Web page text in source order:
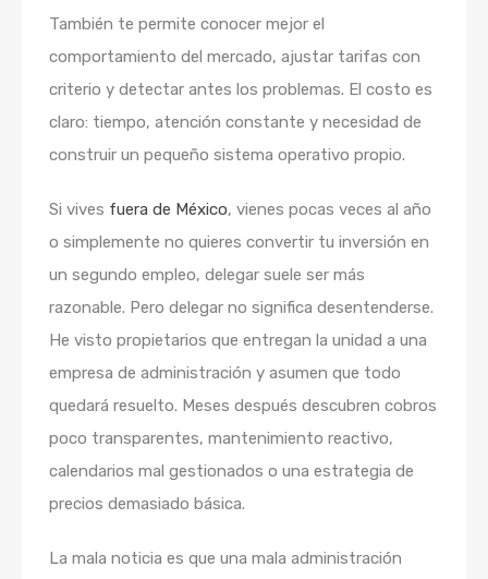
También te permite conocer mejor el
comportamiento del mercado, ajustar tarifas con
criterio y detectar antes los problemas. El costo es
claro: tiempo, atención constante y necesidad de
construir un pequeño sistema operativo propio.
Si vives fuera de México, vienes pocas veces al año
o simplemente no quieres convertir tu inversión en
un segundo empleo, delegar suele ser más
razonable. Pero delegar no significa desentenderse.
He visto propietarios que entregan la unidad a una
empresa de administración y asumen que todo
quedará resuelto. Meses después descubren cobros
poco transparentes, mantenimiento reactivo,
calendarios mal gestionados o una estrategia de
precios demasiado básica.
La mala noticia es que una mala administración